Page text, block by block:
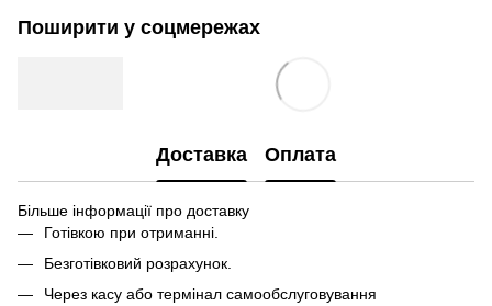
Поширити у соцмережах
Доставка Оплата
Більше інформації про доставку
Готівкою при отриманні.
Безготівковий розрахунок.
Через касу або термінал самообслуговування